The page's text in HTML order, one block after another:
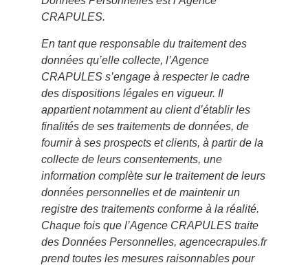
CRAPULES.
En tant que responsable du traitement des
données qu’elle collecte, l’Agence
CRAPULES s’engage à respecter le cadre
des dispositions légales en vigueur. Il
appartient notamment au client d’établir les
finalités de ses traitements de données, de
fournir à ses prospects et clients, à partir de la
collecte de leurs consentements, une
information complète sur le traitement de leurs
données personnelles et de maintenir un
registre des traitements conforme à la réalité.
Chaque fois que l’Agence CRAPULES traite
des Données Personnelles, agencecrapules.fr
prend toutes les mesures raisonnables pour